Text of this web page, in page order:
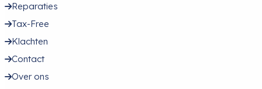
Reparaties
Tax-Free
Klachten
Contact
Over ons